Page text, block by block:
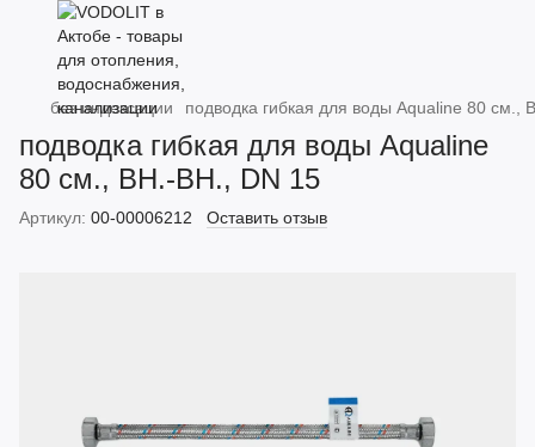
без индексации подводка гибкая для воды Aqualine 80 см.,
подводка гибкая для воды Aqualine
80 см., ВН.-ВН., DN 15
Артикул: 00-00006212 Оставить отзыв